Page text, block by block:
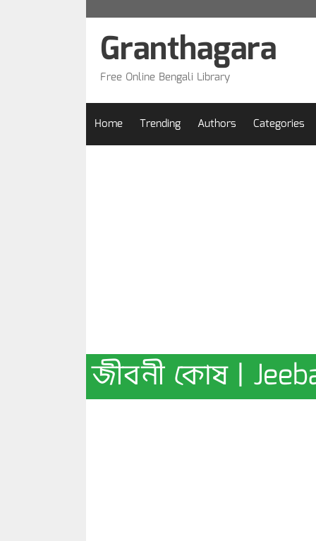
Granthagara
Free Online Bengali Library
Home Trending Authors Categories
জীবনী কোষ |